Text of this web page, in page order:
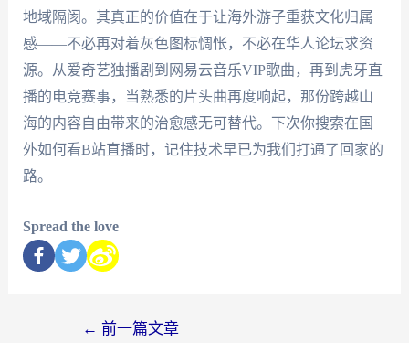
地域隔阂。其真正的价值在于让海外游子重获文化归属
感——不必再对着灰色图标惆怅，不必在华人论坛求资
源。从爱奇艺独播剧到网易云音乐VIP歌曲，再到虎牙直
播的电竞赛事，当熟悉的片头曲再度响起，那份跨越山
海的内容自由带来的治愈感无可替代。下次你搜索在国
外如何看B站直播时，记住技术早已为我们打通了回家的
路。
Spread the love
← 前一篇文章